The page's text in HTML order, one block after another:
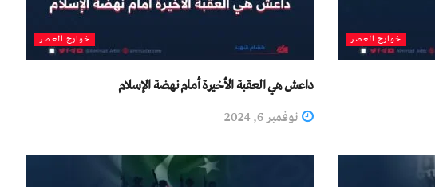
خوارج العصر خوارج العصر
داعش هي العقبة الأخيرة أمام نهضة الإسلام
نوفمبر 6, 2024